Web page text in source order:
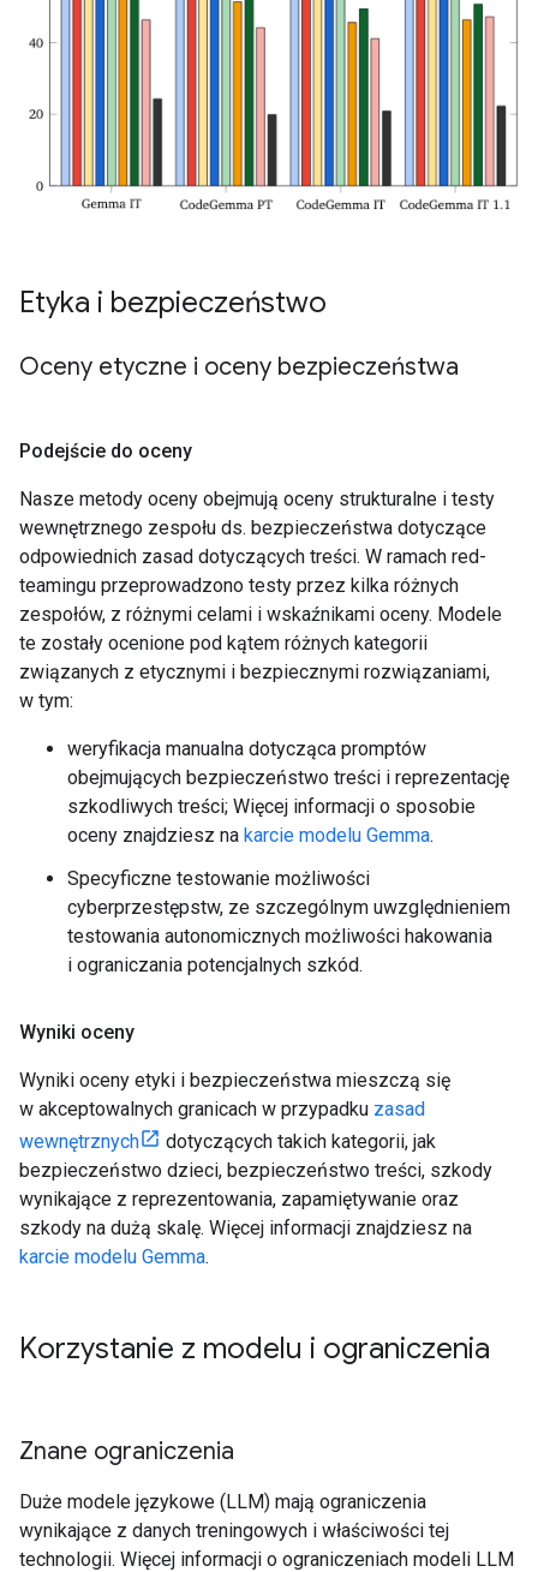
Etyka i bezpieczeństwo
Oceny etyczne i oceny bezpieczeństwa
Podejście do oceny
Nasze metody oceny obejmują oceny strukturalne i testy
wewnętrznego zespołu ds. bezpieczeństwa dotyczące
odpowiednich zasad dotyczących treści. W ramach red-
teamingu przeprowadzono testy przez kilka różnych
zespołów, z różnymi celami i wskaźnikami oceny. Modele
te zostały ocenione pod kątem różnych kategorii
związanych z etycznymi i bezpiecznymi rozwiązaniami,
w tym:
weryfikacja manualna dotycząca promptów
obejmujących bezpieczeństwo treści i reprezentację
szkodliwych treści; Więcej informacji o sposobie
oceny znajdziesz na karcie modelu Gemma.
Specyficzne testowanie możliwości
cyberprzestępstw, ze szczególnym uwzględnieniem
testowania autonomicznych możliwości hakowania
i ograniczania potencjalnych szkód.
Wyniki oceny
Wyniki oceny etyki i bezpieczeństwa mieszczą się
w akceptowalnych granicach w przypadku zasad
wewnętrznych
dotyczących takich kategorii, jak
bezpieczeństwo dzieci, bezpieczeństwo treści, szkody
wynikające z reprezentowania, zapamiętywanie oraz
szkody na dużą skalę. Więcej informacji znajdziesz na
karcie modelu Gemma.
Korzystanie z modelu i ograniczenia
Znane ograniczenia
Duże modele językowe (LLM) mają ograniczenia
wynikające z danych treningowych i właściwości tej
technologii. Więcej informacji o ograniczeniach modeli LLM